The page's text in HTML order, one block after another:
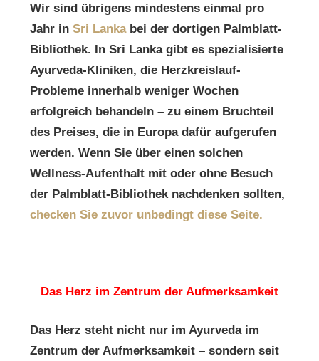
Wir sind übrigens mindestens einmal pro
Jahr in Sri Lankabei der dortigen Palmblatt-
Bibliothek. In Sri Lanka gibt es spezialisierte
Ayurveda-Kliniken, die Herzkreislauf-
Probleme innerhalb weniger Wochen
erfolgreich behandeln – zu einem Bruchteil
des Preises, die in Europa dafür aufgerufen
werden. Wenn Sie über einen solchen
Wellness-Aufenthalt mit oder ohne Besuch
der Palmblatt-Bibliothek nachdenken sollten,
checken Sie zuvor unbedingt diese Seite.
Das Herz im Zentrum der Aufmerksamkeit
Das Herz steht nicht nur im Ayurveda im
Zentrum der Aufmerksamkeit – sondern seit